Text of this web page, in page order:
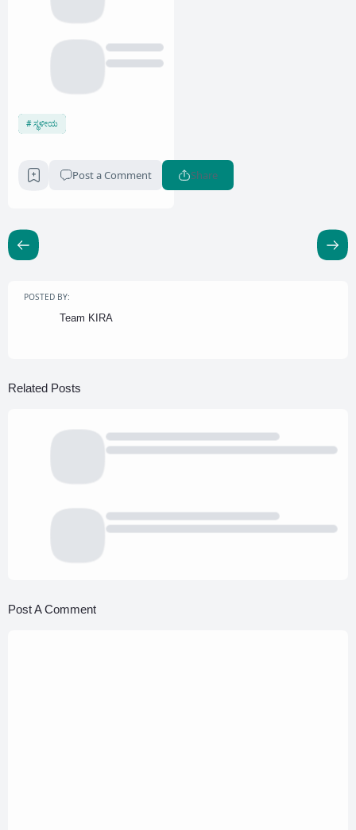
ಸ್ಥಳೀಯ
Post a Comment Share
POSTED BY:
Team KIRA
Related Posts
Post A Comment